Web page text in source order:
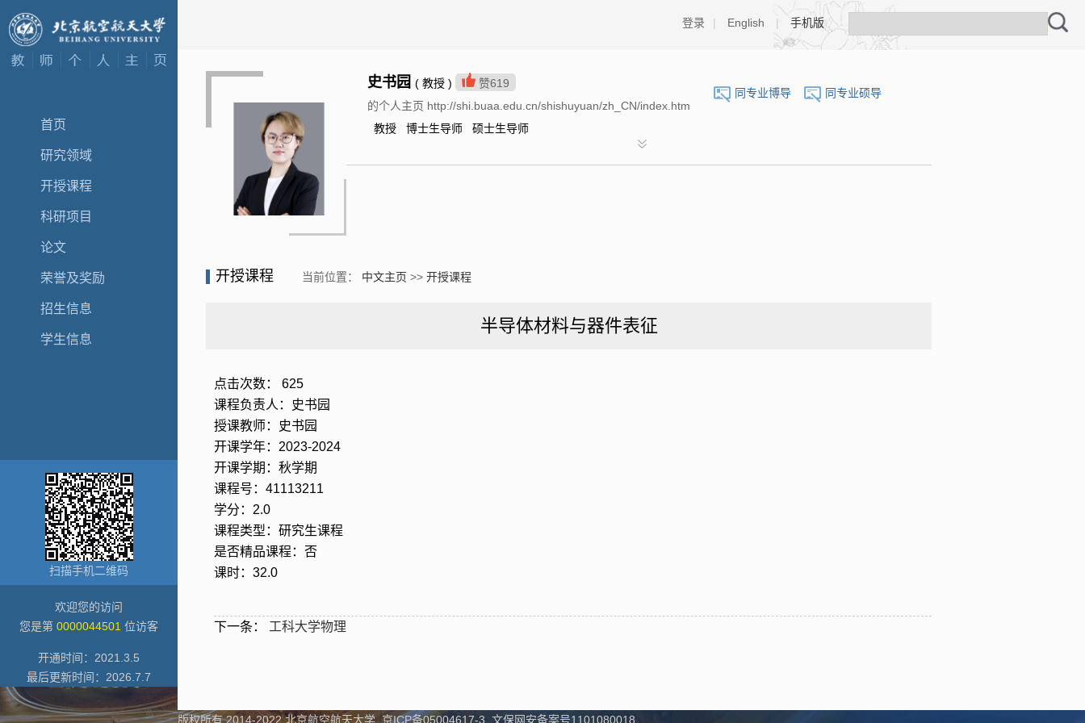
首页
研究领域
开授课程
科研项目
论文
荣誉及奖励
招生信息
学生信息
扫描手机二维码
欢迎您的访问
您是第 0000044501 位访客
开通时间： 2021 3 5
最后更新时间： 2026 7 7
登录 | English | 手机版
同专业博导 同专业硕导
史书园 ( 教授 ) 赞619
的个人主页 http://shi.buaa.edu.cn/shishuyuan/zh_CN/index.htm
教授 博士生导师 硕士生导师
开授课程 当前位置： 中文主页 >> 开授课程
半导体材料与器件表征
点击次数： 625
课程负责人：史书园
授课教师：史书园
开课学年：2023-2024
开课学期：秋学期
课程号：41113211
学分：2.0
课程类型：研究生课程
是否精品课程：否
课时：32.0
下一条： 工科大学物理
版权所有 2014-2022 北京航空航天大学 京ICP备05004617-3 文保网安备案号1101080018